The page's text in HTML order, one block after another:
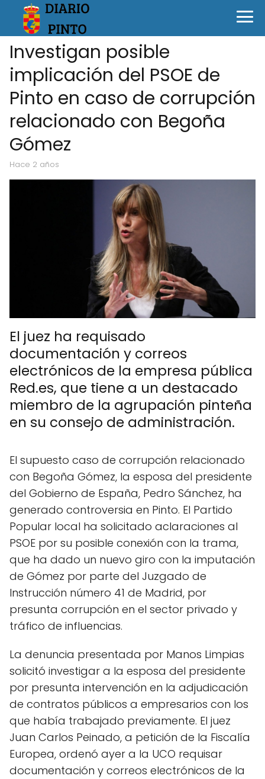
Investigan posible
implicación del PSOE de
Pinto en caso de corrupción
relacionado con Begoña
Gómez
hace 2 años
El juez ha requisado
documentación y correos
electrónicos de la empresa pública
Red.es, que tiene a un destacado
miembro de la agrupación pinteña
en su consejo de administración.
El supuesto caso de corrupción relacionado
con Begoña Gómez, la esposa del presidente
del Gobierno de España, Pedro Sánchez, ha
generado controversia en Pinto. El Partido
Popular local ha solicitado aclaraciones al
PSOE por su posible conexión con la trama,
que ha dado un nuevo giro con la imputación
de Gómez por parte del Juzgado de
Instrucción número 41 de Madrid, por
presunta corrupción en el sector privado y
tráfico de influencias.
La denuncia presentada por Manos Limpias
solicitó investigar a la esposa del presidente
por presunta intervención en la adjudicación
de contratos públicos a empresarios con los
que había trabajado previamente. El juez
Juan Carlos Peinado, a petición de la Fiscalía
Europea, ordenó ayer a la UCO requisar
documentación y correos electrónicos de la